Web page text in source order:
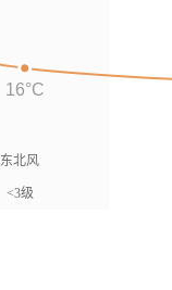
东北风
<3级
16°C